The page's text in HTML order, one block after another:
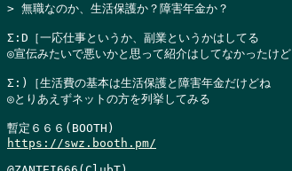
> 無職なのか、生活保護か？障害年金か？
Σ:D［一応仕事というか、副業というかはしてる
◎宣伝みたいで悪いかと思って紹介はしてなかったけど
Σ:)［生活費の基本は生活保護と障害年金だけどね
◎とりあえずネットの方を列挙してみる
https://swz.booth.pm/